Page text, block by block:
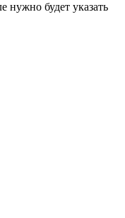
нужно будет указать